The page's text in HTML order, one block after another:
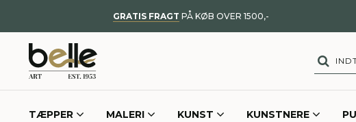
GRATIS FRAGT PÅ KØB OVER 1500,-
TÆPPER MALERI KUNST KUNSTNERE